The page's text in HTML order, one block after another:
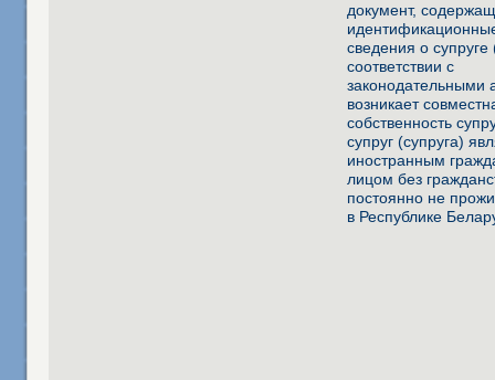
документ,
сведения о супруге
соответствии с
законодательными
возникает
собственность
супруг (супруга)
иностранным
лицом без
постоянно не
в Республике